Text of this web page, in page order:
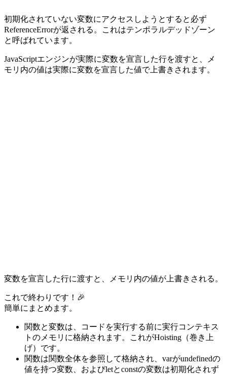
初期化されていない変数にアクセスしようとすると必ず
ReferenceErrorが返される。これはテンポラルデッドゾーン
と呼ばれています。
JavaScriptエンジンが実際に変数を宣言した行を渡すと、メ
モリ内の値は実際に変数を宣言した値で上書きされます。
変数を宣言した行に渡すと、メモリ内の値が上書きされる。
これで終わりです！🎉
簡単にまとめます。
関数と変数は、コードを実行する前に実行コンテキス
トのメモリに格納されます。これがHoisting（巻き上
げ）です。
関数は関数全体を参照して格納され、varがundefinedの
値を持つ変数、およびletとconstの変数は初期化されず